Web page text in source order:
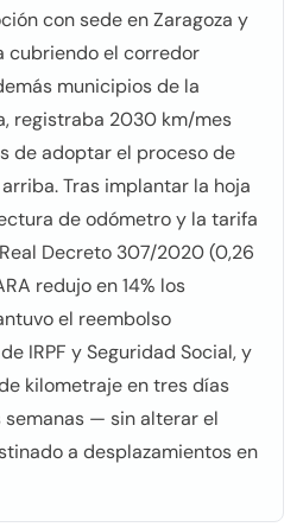
con sede en Zaragoza y
cubriendo el corredor
municipios de la
registraba 2030 km/mes
de adoptar el proceso de
Tras implantar la hoja
de odómetro y la tarifa
Decreto 307/2020 (0,26
redujo en 14% los
el reembolso
IRPF y Seguridad Social, y
kilometraje en tres días
semanas — sin alterar el
a desplazamientos en